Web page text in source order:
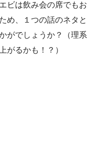
ビは飲み会の席でもお
め、１つの話のネタと
がでしょうか？（理系
がるかも！？）